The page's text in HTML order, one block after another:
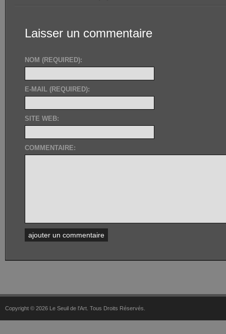
Laisser un commentaire
NOM (REQUIRED):
E-MAIL (REQUIRED):
SITE WEB:
COMMENTAIRE:
Copyright © 2026 Le Seuil de l'Art. Tous Droits Réservés.